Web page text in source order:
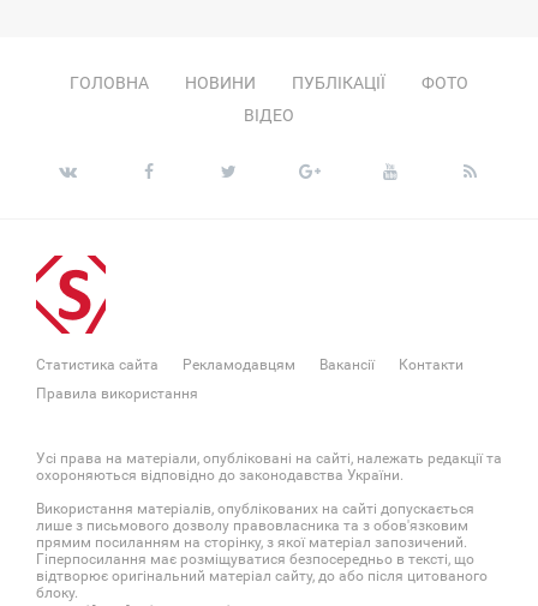
ГОЛОВНА НОВИНИ ПУБЛІКАЦІЇ
ФОТО
ВІДЕО
Статистика сайта Рекламодавцям Вакансії
Контакти
Правила використання
Усі права на матеріали, опубліковані на сайті, належать редакції та
охороняються відповідно до законодавства України.
Використання матеріалів, опублікованих на сайті допускається
лише з письмового дозволу правовласника та з обов'язковим
прямим посиланням на сторінку, з якої матеріал запозичений.
Гіперпосилання має розміщуватися безпосередньо в тексті, що
відтворює оригінальний матеріал сайту, до або після цитованого
блоку.